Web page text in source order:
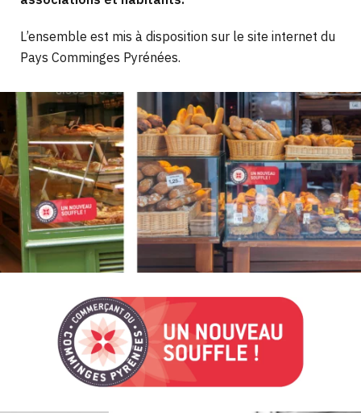
L’ensemble est mis à disposition sur le site internet du
Pays Comminges Pyrénées.